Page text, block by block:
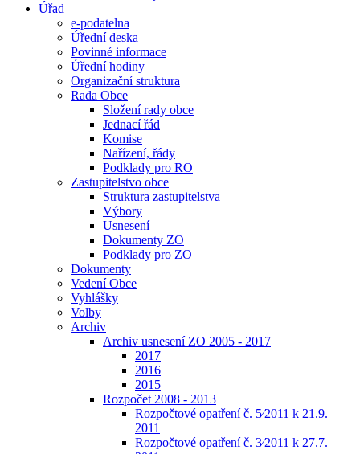
Úřad
e-podatelna
Úřední deska
Povinné informace
Úřední hodiny
Organizační struktura
Rada Obce
Složení rady obce
Jednací řád
Komise
Nařízení, řády
Podklady pro RO
Zastupitelstvo obce
Struktura zastupitelstva
Výbory
Usnesení
Dokumenty ZO
Podklady pro ZO
Dokumenty
Vedení Obce
Vyhlášky
Volby
Archiv
Archiv usnesení ZO 2005 - 2017
2017
2016
2015
Rozpočet 2008 - 2013
Rozpočtové opatření č. 5⁄2011 k 21.9.
2011
Rozpočtové opatření č. 3⁄2011 k 27.7.